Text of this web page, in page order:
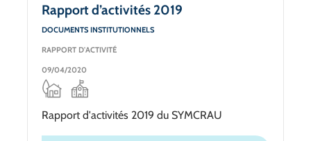
Rapport d’activités 2019
DOCUMENTS INSTITUTIONNELS
RAPPORT D'ACTIVITÉ
09/04/2020
Rapport d'activités 2019 du SYMCRAU